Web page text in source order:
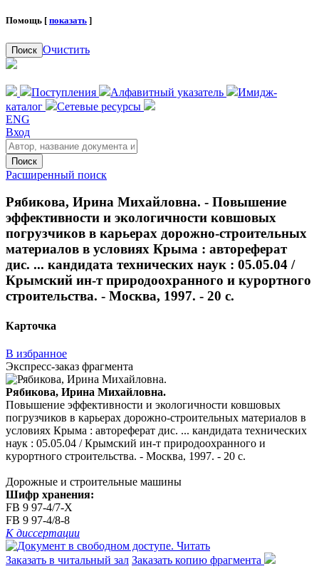
Помощь [ показать ]
Поиск Очистить
Поступления Алфавитный указатель
Имидж-
каталог
Сетевые ресурсы
ENG
Вход
Поиск
Расширенный поиск
Рябикова, Ирина Михайловна. - Повышение
эффективности и экологичности ковшовых
погрузчиков в карьерах дорожно-строительных
материалов в условиях Крыма : автореферат
дис. ... кандидата технических наук : 05.05.04 /
Крымский ин-т природоохранного и курортного
строительства. - Москва, 1997. - 20 с.
Карточка
В избранное
Экспресс-заказ фрагмента
Рябикова, Ирина Михайловна.
Повышение эффективности и экологичности ковшовых
погрузчиков в карьерах дорожно-строительных материалов в
условиях Крыма : автореферат дис. ... кандидата технических
наук : 05.05.04 / Крымский ин-т природоохранного и
курортного строительства. - Москва, 1997. - 20 с.
Дорожные и строительные машины
Шифр хранения:
FB 9 97-4/7-X
FB 9 97-4/8-8
К диссертации
Читать
Заказать в читальный зал Заказать копию фрагмента